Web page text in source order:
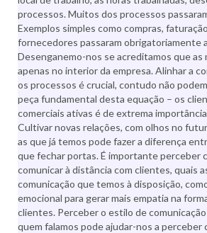
processos. Muitos dos processos
Exemplos simples como compras,
fornecedores passaram obrigatoriamente
Desenganemo-nos se acreditamos que as
apenas no interior da empresa. Alinhar a
os processos é crucial, contudo não
peça fundamental desta equação – os
comerciais ativas é de extrema
Cultivar novas relações, com olhos no
as que já temos pode fazer a diferença
que fechar portas. É importante perceber
comunicar à distância com clientes, quais
comunicação que temos à disposição,
emocional para gerar mais empatia na
clientes. Perceber o estilo de
quem falamos pode ajudar-nos a perceber